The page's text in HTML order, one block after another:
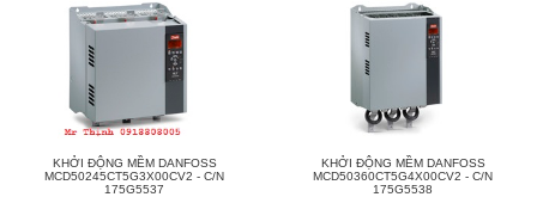
KHỞI ĐỘNG MỀM DANFOSS
MCD50245CT5G3X00CV2 - C/N
175G5537
KHỞI ĐỘNG MỀM DANFOSS
MCD50360CT5G4X00CV2 - C/N
175G5538